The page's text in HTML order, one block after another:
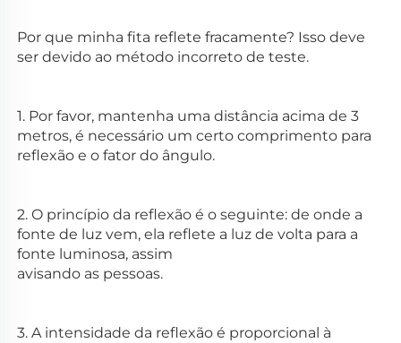
Por que minha fita reflete fracamente? Isso deve
ser devido ao método incorreto de teste.
1. Por favor, mantenha uma distância acima de 3
metros, é necessário um certo comprimento para
reflexão e o fator do ângulo.
2. O princípio da reflexão é o seguinte: de onde a
fonte de luz vem, ela reflete a luz de volta para a
fonte luminosa, assim
avisando as pessoas.
3. A intensidade da reflexão é proporcional à